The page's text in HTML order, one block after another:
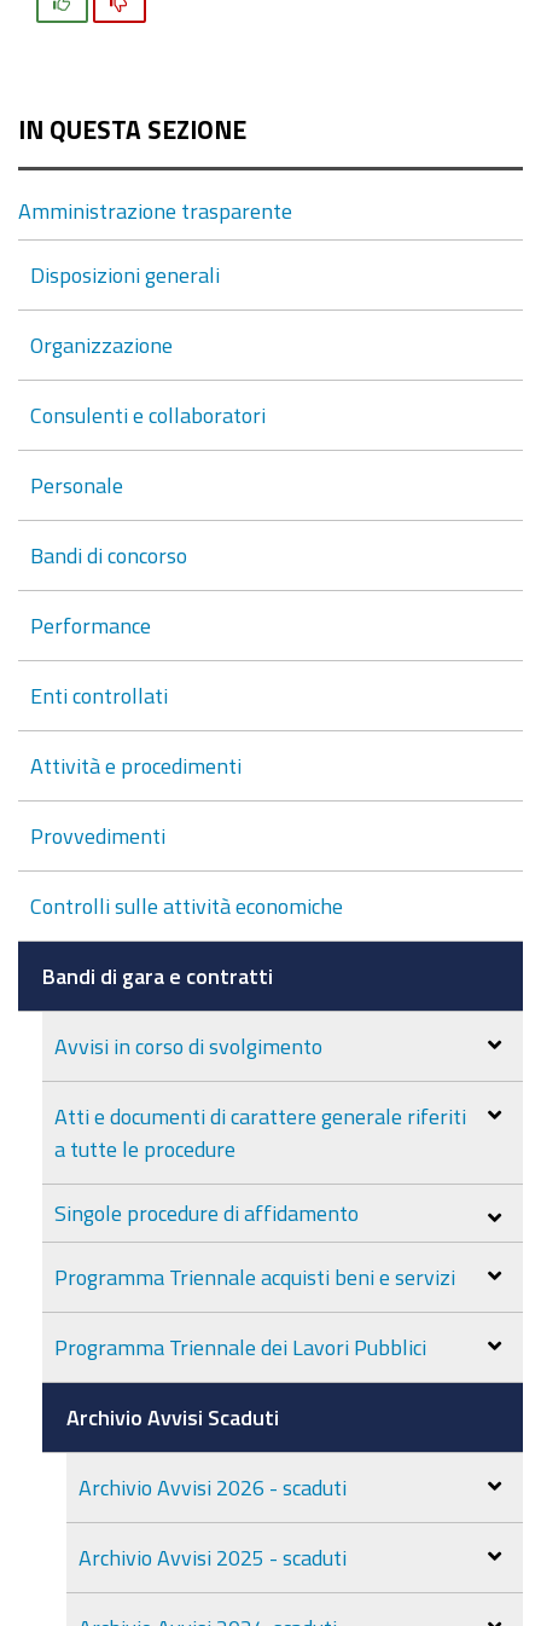
IN QUESTA SEZIONE
Amministrazione trasparente
Disposizioni generali
Organizzazione
Consulenti e collaboratori
Personale
Bandi di concorso
Performance
Enti controllati
Attività e procedimenti
Provvedimenti
Controlli sulle attività economiche
Bandi di gara e contratti
Avvisi in corso di svolgimento
Atti e documenti di carattere generale riferiti
a tutte le procedure
Singole procedure di affidamento
Programma Triennale acquisti beni e servizi
Programma Triennale dei Lavori Pubblici
Archivio Avvisi Scaduti
Archivio Avvisi 2026 - scaduti
Archivio Avvisi 2025 - scaduti